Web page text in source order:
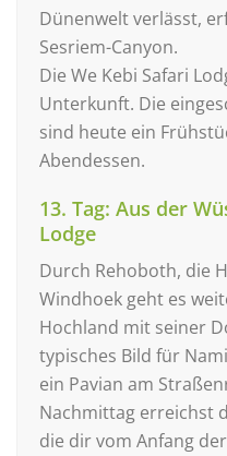
Dünenwelt verlässt,
Sesriem-Canyon.
Die We Kebi Safari
Unterkunft. Die
sind heute ein
Abendessen.
13. Tag: Aus der
Lodge
Durch Rehoboth, die
Windhoek geht es
Hochland mit seiner
typisches Bild für
ein Pavian am
Nachmittag erreichst
die dir vom Anfang